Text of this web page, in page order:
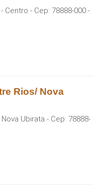
Centro - Cep: 78888-000 -
Rios/ Nova
Ubirata - Cep: 78888-